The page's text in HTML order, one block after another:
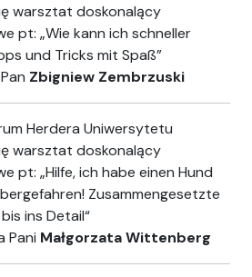
warsztat doskonalący
pt: „Wie kann ich schneller
und Tricks mit Spaß”
Zbigniew Zembrzuski
Herdera Uniwersytetu
warsztat doskonalący
pt: „Hilfe, ich habe einen Hund
Zusammengesetzte
ins Detail“
Pani Małgorzata Wittenberg